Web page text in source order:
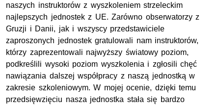
naszych instruktorów z wyszkoleniem strzeleckim
najlepszych jednostek z UE. Zarówno obserwatorzy z
Gruzji i Danii, jak i wszyscy przedstawiciele
zaproszonych jednostek gratulowali nam instruktorów,
którzy zaprezentowali najwyższy światowy poziom,
podkreślili wysoki poziom wyszkolenia i zgłosili chęć
nawiązania dalszej współpracy z naszą jednostką w
zakresie szkoleniowym. W mojej ocenie, dzięki temu
przedsięwzięciu nasza jednostka stała się bardzo